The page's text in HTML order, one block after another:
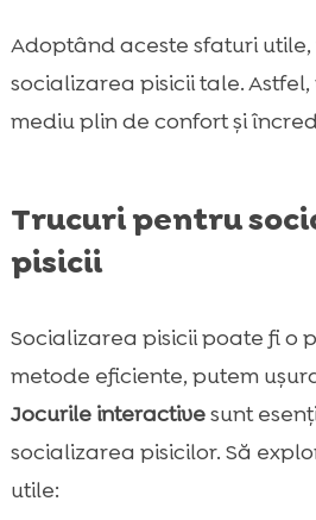
Adoptând aceste sfaturi utile,
socializarea pisicii tale.
mediu plin de confort și
Trucuri pentru
pisicii
Socializarea pisicii poate fi o
metode eficiente, putem
Jocurile interactivesunt
socializarea pisicilor. Să
utile: